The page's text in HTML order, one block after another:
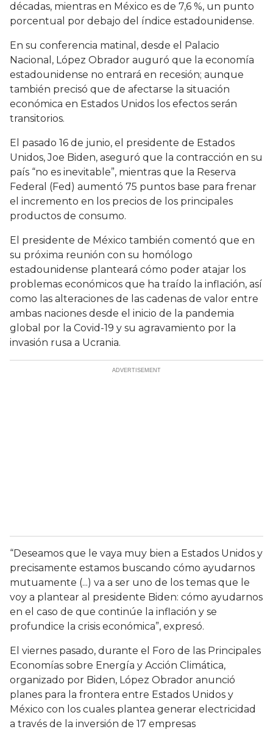
décadas, mientras en México es de 7,6 %, un punto
porcentual por debajo del índice estadounidense.
En su conferencia matinal, desde el Palacio
Nacional, López Obrador auguró que la economía
estadounidense no entrará en recesión; aunque
también precisó que de afectarse la situación
económica en Estados Unidos los efectos serán
transitorios.
El pasado 16 de junio, el presidente de Estados
Unidos, Joe Biden, aseguró que la contracción en su
país “no es inevitable”, mientras que la Reserva
Federal (Fed) aumentó 75 puntos base para frenar
el incremento en los precios de los principales
productos de consumo.
El presidente de México también comentó que en
su próxima reunión con su homólogo
estadounidense planteará cómo poder atajar los
problemas económicos que ha traído la inflación, así
como las alteraciones de las cadenas de valor entre
ambas naciones desde el inicio de la pandemia
global por la Covid-19 y su agravamiento por la
invasión rusa a Ucrania.
“Deseamos que le vaya muy bien a Estados Unidos y
precisamente estamos buscando cómo ayudarnos
mutuamente (...) va a ser uno de los temas que le
voy a plantear al presidente Biden: cómo ayudarnos
en el caso de que continúe la inflación y se
profundice la crisis económica”, expresó.
El viernes pasado, durante el Foro de las Principales
Economías sobre Energía y Acción Climática,
organizado por Biden, López Obrador anunció
planes para la frontera entre Estados Unidos y
México con los cuales plantea generar electricidad
a través de la inversión de 17 empresas